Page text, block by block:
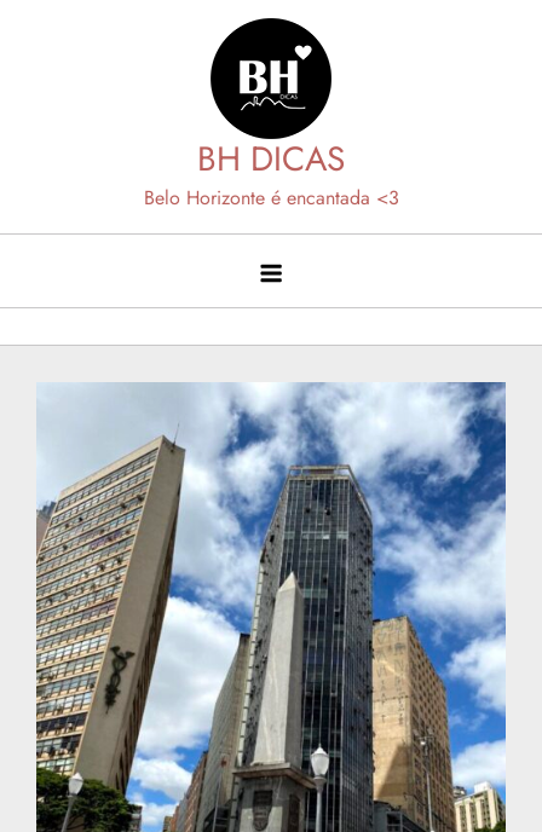
BH DICAS
Belo Horizonte é encantada <3